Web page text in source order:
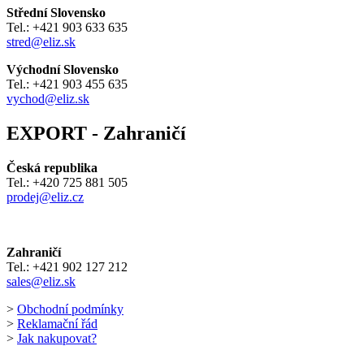
Střední Slovensko
Tel.: +421 903 633 635
stred@eliz.sk
Východní Slovensko
Tel.: +421 903 455 635
vychod@eliz.sk
EXPORT - Zahraničí
Česká republika
Tel.: +420 725 881 505
prodej@eliz.cz
Zahraničí
Tel.: +421 902 127 212
sales@eliz.sk
> Obchodní podmínky
> Reklamační řád
> Jak nakupovat?